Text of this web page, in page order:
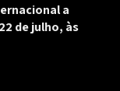
a
de julho, às